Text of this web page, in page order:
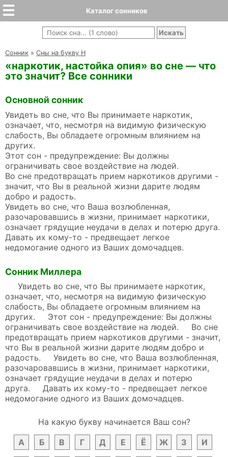
Каталог сонников
Cонник » Сны на букву Н
«наркотик, настойка опия» во сне — что
это значит? Все сонники
Основной сонник
Увидеть во сне, что Вы принимаете наркотик,
означает, что, несмотря на видимую физическую
слабость, Вы обладаете огромным влиянием на
других.
Этот сон - предупреждение: Вы должны
ограничивать свое воздействие на людей.
Во сне предотвращать прием наркотиков другими -
значит, что Вы в реальной жизни дарите людям
добро и радость.
Увидеть во сне, что Ваша возлюбленная,
разочаровавшись в жизни, принимает наркотики,
означает грядущие неудачи в делах и потерю друга.
Давать их кому-то - предвещает легкое
недомогание одного из Ваших домочадцев.
Сонник Миллера
Увидеть во сне, что Вы принимаете наркотик,
означает, что, несмотря на видимую физическую
слабость, Вы обладаете огромным влиянием на
других. Этот сон - предупреждение: Вы должны
ограничивать свое воздействие на людей. Во сне
предотвращать прием наркотиков другими - значит,
что Вы в реальной жизни дарите людям добро и
радость. Увидеть во сне, что Ваша возлюбленная,
разочаровавшись в жизни, принимает наркотики,
означает грядущие неудачи в делах и потерю
друга. Давать их кому-то - предвещает легкое
недомогание одного из Ваших домочадцев.
На какую букву начинается Ваш сон?
А
Б В Г Д Е Ё Ж З И